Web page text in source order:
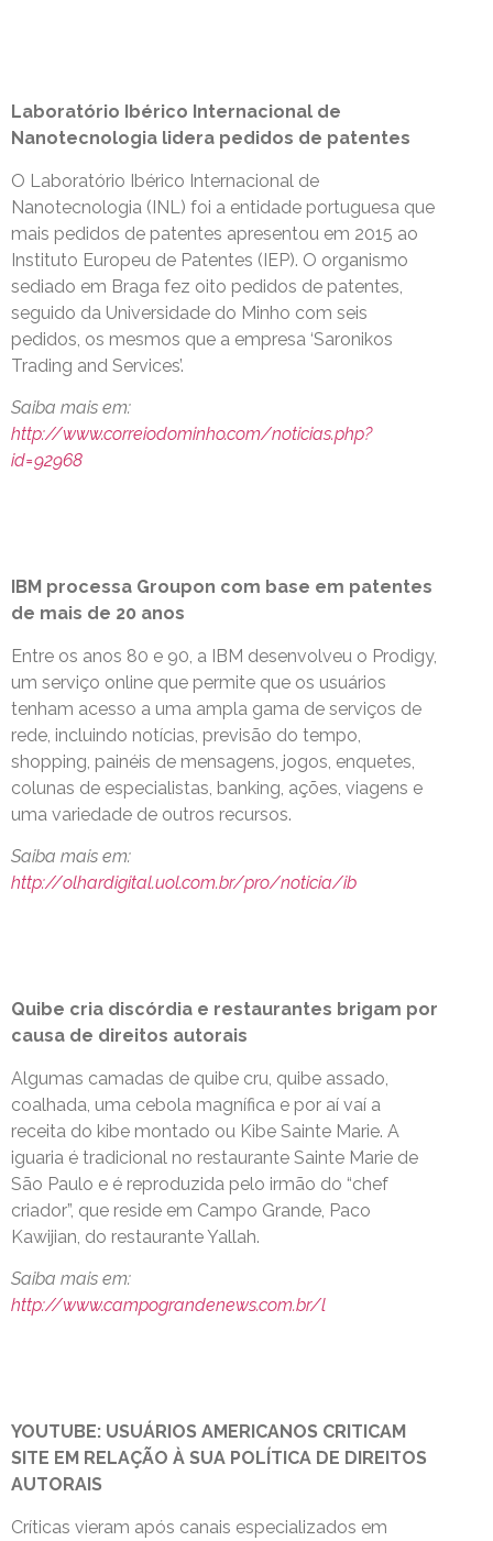
Laboratório Ibérico Internacional de
Nanotecnologia lidera pedidos de patentes
O Laboratório Ibérico Internacional de
Nanotecnologia (INL) foi a entidade portuguesa que
mais pedidos de patentes apresentou em 2015 ao
Instituto Europeu de Patentes (IEP). O organismo
sediado em Braga fez oito pedidos de patentes,
seguido da Universidade do Minho com seis
pedidos, os mesmos que a empresa ‘Saronikos
Trading and Services’.
Saiba mais em:
http://www.correiodominho.com/noticias.php?
id=92968
IBM processa Groupon com base em patentes
de mais de 20 anos
Entre os anos 80 e 90, a IBM desenvolveu o Prodigy,
um serviço online que permite que os usuários
tenham acesso a uma ampla gama de serviços de
rede, incluindo notícias, previsão do tempo,
shopping, painéis de mensagens, jogos, enquetes,
colunas de especialistas, banking, ações, viagens e
uma variedade de outros recursos.
Saiba mais em:
http://olhardigital.uol.com.br/pro/noticia/ib
Quibe cria discórdia e restaurantes brigam por
causa de direitos autorais
Algumas camadas de quibe cru, quibe assado,
coalhada, uma cebola magnífica e por aí vaí a
receita do kibe montado ou Kibe Sainte Marie. A
iguaria é tradicional no restaurante Sainte Marie de
São Paulo e é reproduzida pelo irmão do “chef
criador”, que reside em Campo Grande, Paco
Kawijian, do restaurante Yallah.
Saiba mais em:
http://www.campograndenews.com.br/l
YOUTUBE: USUÁRIOS AMERICANOS CRITICAM
SITE EM RELAÇÃO À SUA POLÍTICA DE DIREITOS
AUTORAIS
Críticas vieram após canais especializados em